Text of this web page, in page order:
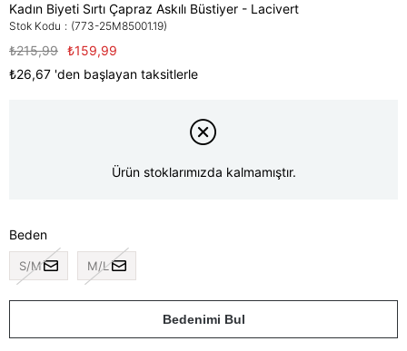
Kadın Biyeti Sırtı Çapraz Askılı Büstiyer - Lacivert
Stok Kodu (773-25M85001.19)
₺215,99 ₺159,99
₺26,67 'den başlayan taksitlerle
Ürün stoklarımızda kalmamıştır.
Beden
S/M M/L
Bedenimi Bul